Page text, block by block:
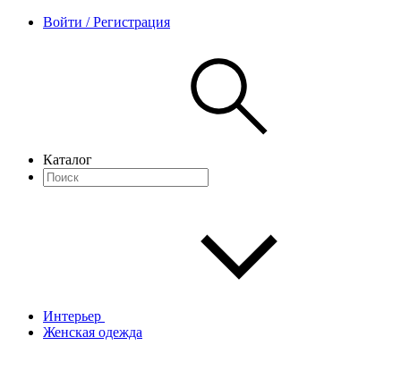
Войти / Регистрация
Каталог
Интерьер
Женская одежда